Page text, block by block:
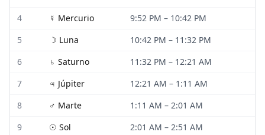
4
☿ Mercurio 9:52 PM – 10:42 PM
5
☽ Luna 10:42 PM – 11:32 PM
6
♄ Saturno 11:32 PM – 12:21 AM
7
♃ Júpiter 12:21 AM – 1:11 AM
8
♂ Marte 1:11 AM – 2:01 AM
9
☉ Sol 2:01 AM – 2:51 AM